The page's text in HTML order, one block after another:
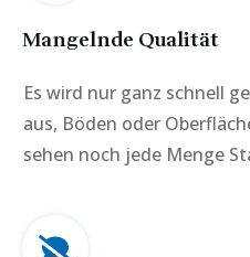
Mangelnde Qualität
Es wird nur ganz schnell
aus, Böden oder
sehen noch jede Menge